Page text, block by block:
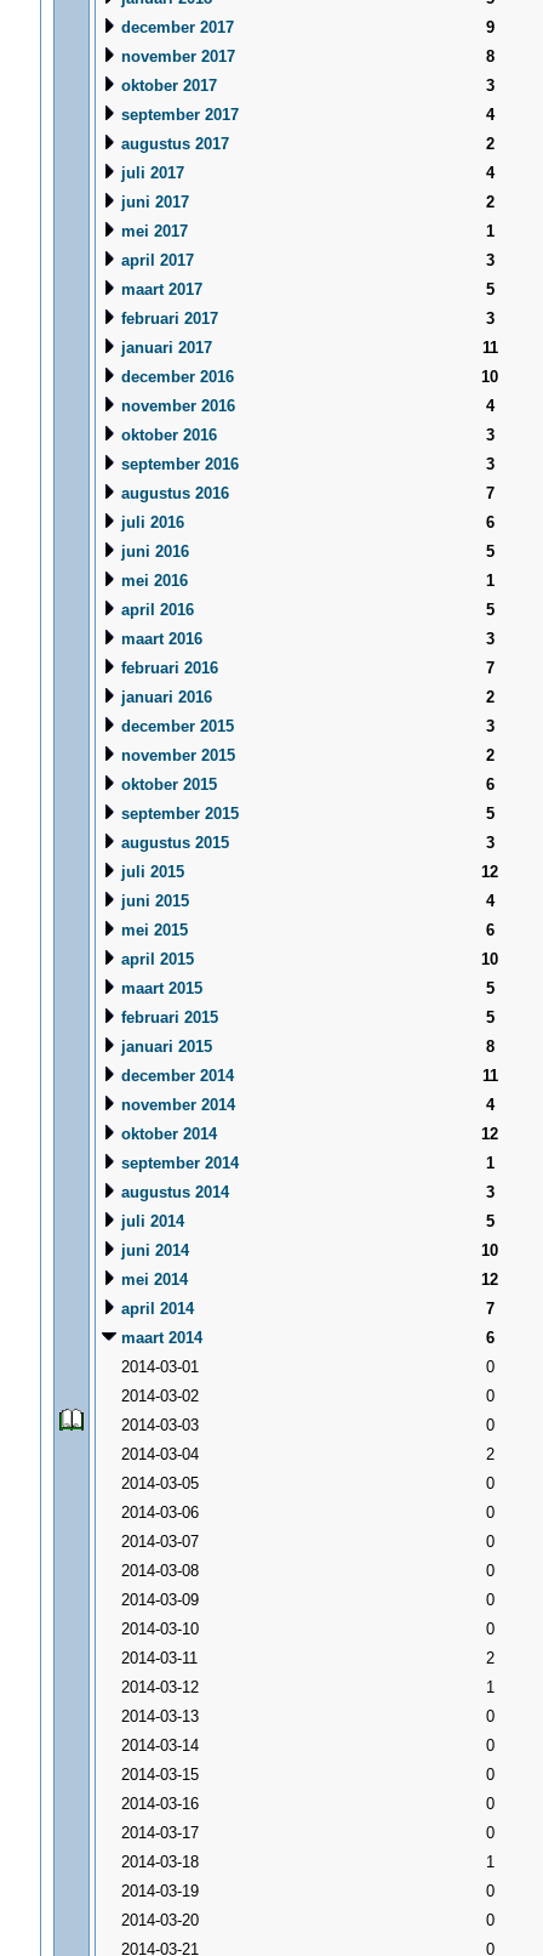
december 2017
9
november 2017
8
oktober 2017
3
september 2017
4
augustus 2017
2
juli 2017
4
juni 2017
2
mei 2017
1
april 2017
3
maart 2017
5
februari 2017
3
januari 2017
11
december 2016
10
november 2016
4
oktober 2016
3
september 2016
3
augustus 2016
7
juli 2016
6
juni 2016
5
mei 2016
1
april 2016
5
maart 2016
3
februari 2016
7
januari 2016
2
december 2015
3
november 2015
2
oktober 2015
6
september 2015
5
augustus 2015
3
juli 2015
12
juni 2015
4
mei 2015
6
april 2015
10
maart 2015
5
februari 2015
5
januari 2015
8
december 2014
11
november 2014
4
oktober 2014
12
september 2014
1
augustus 2014
3
juli 2014
5
juni 2014
10
mei 2014
12
april 2014
7
maart 2014
6
2014-03-01
0
2014-03-02
0
2014-03-03
0
2014-03-04
2
2014-03-05
0
2014-03-06
0
2014-03-07
0
2014-03-08
0
2014-03-09
0
2014-03-10
0
2014-03-11
2
2014-03-12
1
2014-03-13
0
2014-03-14
0
2014-03-15
0
2014-03-16
0
2014-03-17
0
2014-03-18
1
2014-03-19
0
2014-03-20
0
2014-03-21
0